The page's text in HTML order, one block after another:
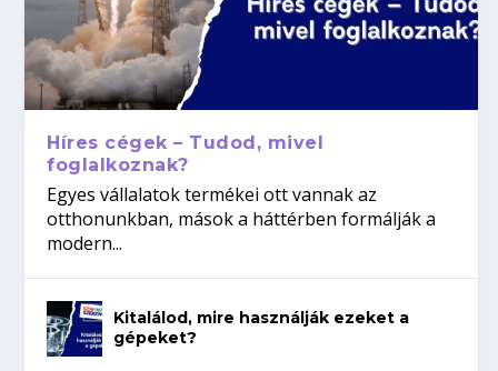
Híres cégek – Tudod, mivel
foglalkoznak?
Egyes vállalatok termékei ott vannak az
otthonunkban, mások a háttérben formálják a
modern...
Kitalálod, mire használják ezeket a
gépeket?